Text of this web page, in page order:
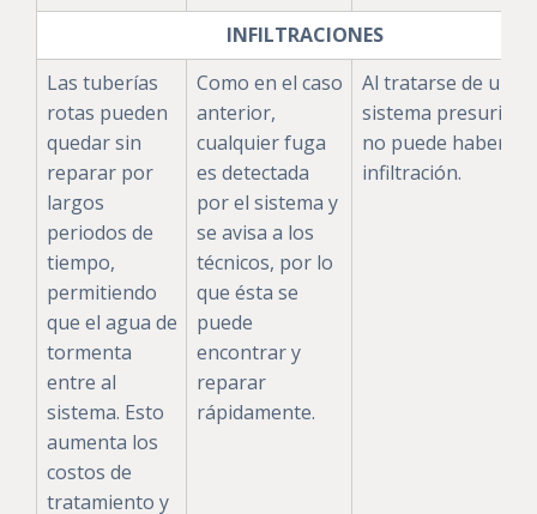
INFILTRACIONES
Las tuberías
rotas pueden
quedar sin
reparar por
largos
periodos de
tiempo,
permitiendo
que el agua de
tormenta
entre al
sistema. Esto
aumenta los
costos de
tratamiento y
Como en el caso
anterior,
cualquier fuga
es detectada
por el sistema y
se avisa a los
técnicos, por lo
que ésta se
puede
encontrar y
reparar
rápidamente.
Al tratarse de un
sistema
no puede haber
infiltración.